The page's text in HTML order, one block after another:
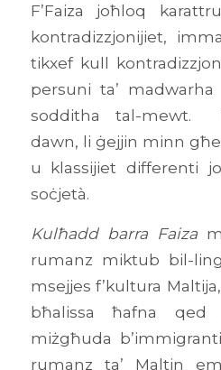
F’Faiza joħloq
kontradizzjonijiet,
tikxef kull
persuni ta’
sodditha tal-mewt.
dawn, li ġejjin minn
u klassijiet differenti
soċjetà.
Kulħadd barra Faiza
rumanz miktub bil-
msejjes f’kultura
bħalissa ħafna
miżgħuda
rumanz ta’ Maltin